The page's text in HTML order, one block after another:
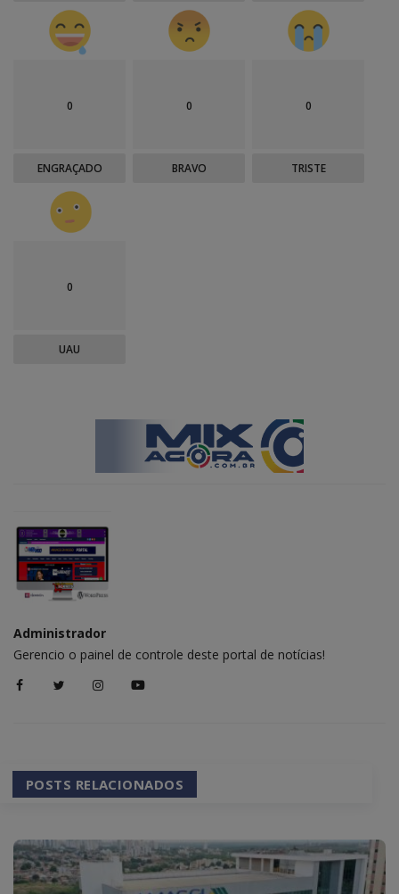
0
ENGRAÇADO
0
BRAVO
0
TRISTE
0
UAU
Administrador
Gerencio o painel de controle deste portal de notícias!
POSTS RELACIONADOS